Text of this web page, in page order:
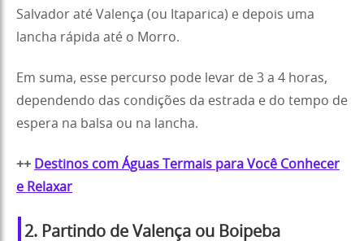
Salvador até Valença (ou Itaparica) e depois uma
lancha rápida até o Morro.
Em suma, esse percurso pode levar de 3 a 4 horas,
dependendo das condições da estrada e do tempo de
espera na balsa ou na lancha.
++ Destinos com Águas Termais para Você Conhecer
e Relaxar
2. Partindo de Valença ou Boipeba